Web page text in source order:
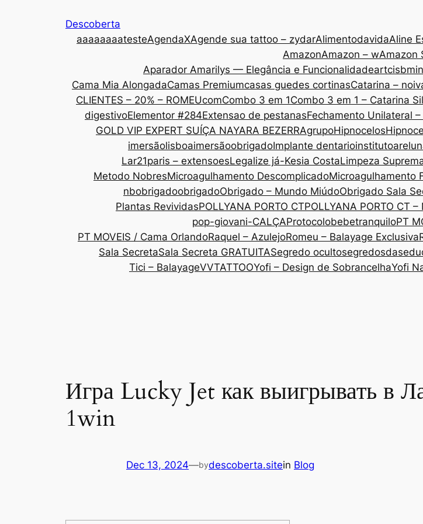
Descoberta
aaaaaaaatesteAgendaXAgende sua tattoo – zydarAlimentodavidaAline
AmazonAmazon – wAmazon
Aparador Amarilys — Elegância e Funcionalidadeartcis
Cama Mia AlongadaCamas Premiumcasas guedes cortinasCatarina –
CLIENTES – 20% – ROMEUcomCombo 3 em 1Combo 3 em 1 – Catarina
digestivoElementor #284Extensao de pestanasFechamento Unilateral –
GOLD VIP EXPERT SUÍÇA NAYARA BEZERRAgrupoHipnocelos
imersãolisboaimersãoobrigadoImplante dentario
Lar21paris – extensoesLegalize já-Kesia CostaLimpeza
Metodo NobresMicroagulhamento DescomplicadoMicroagulhamento
nbobrigadoobrigadoObrigado – Mundo MiúdoObrigado Sala
Plantas RevividasPOLLYANA PORTO CTPOLLYANA PORTO CT –
pop-giovani-CALÇAProtocolobebetranquiloPT
PT MOVEIS / Cama OrlandoRaquel – AzulejoRomeu – Balayage Exclusiva
Sala SecretaSala Secreta GRATUITASegredo oculto
Tici – BalayageVVTATTOOYofi – Design de SobrancelhaYofi
Игра Lucky Jet как выигрывать в
1win
Dec 13, 2024—bydescoberta.sitein Blog